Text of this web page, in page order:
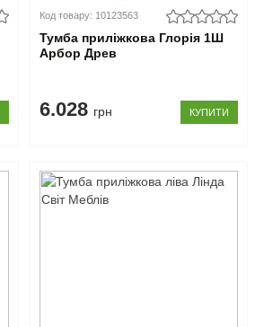
Код товару: 10123563
Тумба приліжкова Глорія 1Ш
Арбор Древ
6.028 грн КУПИТИ